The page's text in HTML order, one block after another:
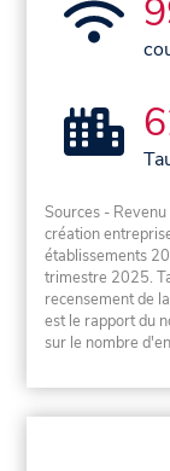
Sources -
création
établissements
trimestre 2025.
recensement de
est le rapport du
sur le nombre